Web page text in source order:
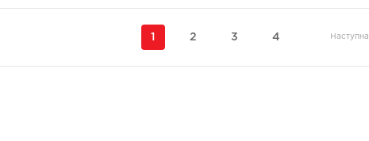
1 2 3 4 Наступна